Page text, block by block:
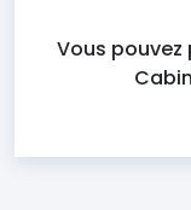
Vous pouvez